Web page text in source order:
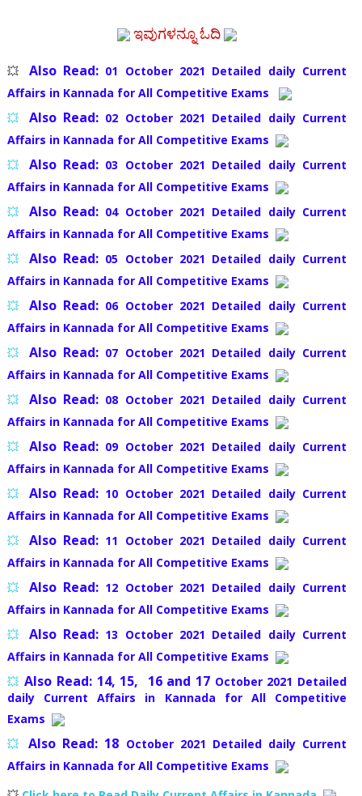
ಇವುಗಳನ್ನೂ ಓದಿ
💥 Also Read: 01 October 2021 Detailed daily Current
Affairs in Kannada for All Competitive Exams
💥 Also Read: 02 October 2021 Detailed daily Current
Affairs in Kannada for All Competitive Exams
💥 Also Read: 03 October 2021 Detailed daily Current
Affairs in Kannada for All Competitive Exams
💥 Also Read: 04 October 2021 Detailed daily Current
Affairs in Kannada for All Competitive Exams
💥 Also Read: 05 October 2021 Detailed daily Current
Affairs in Kannada for All Competitive Exams
💥 Also Read: 06 October 2021 Detailed daily Current
Affairs in Kannada for All Competitive Exams
💥 Also Read: 07 October 2021 Detailed daily Current
Affairs in Kannada for All Competitive Exams
💥 Also Read: 08 October 2021 Detailed daily Current
Affairs in Kannada for All Competitive Exams
💥 Also Read: 09 October 2021 Detailed daily Current
Affairs in Kannada for All Competitive Exams
💥 Also Read: 10 October 2021 Detailed daily Current
Affairs in Kannada for All Competitive Exams
💥 Also Read: 11 October 2021 Detailed daily Current
Affairs in Kannada for All Competitive Exams
💥 Also Read: 12 October 2021 Detailed daily Current
Affairs in Kannada for All Competitive Exams
💥 Also Read: 13 October 2021 Detailed daily Current
Affairs in Kannada for All Competitive Exams
💥Also Read: 14, 15, 16 and 17 October 2021 Detailed
daily Current Affairs in Kannada for All Competitive
Exams
💥Also Read: 18 October 2021 Detailed daily Current
Affairs in Kannada for All Competitive Exams